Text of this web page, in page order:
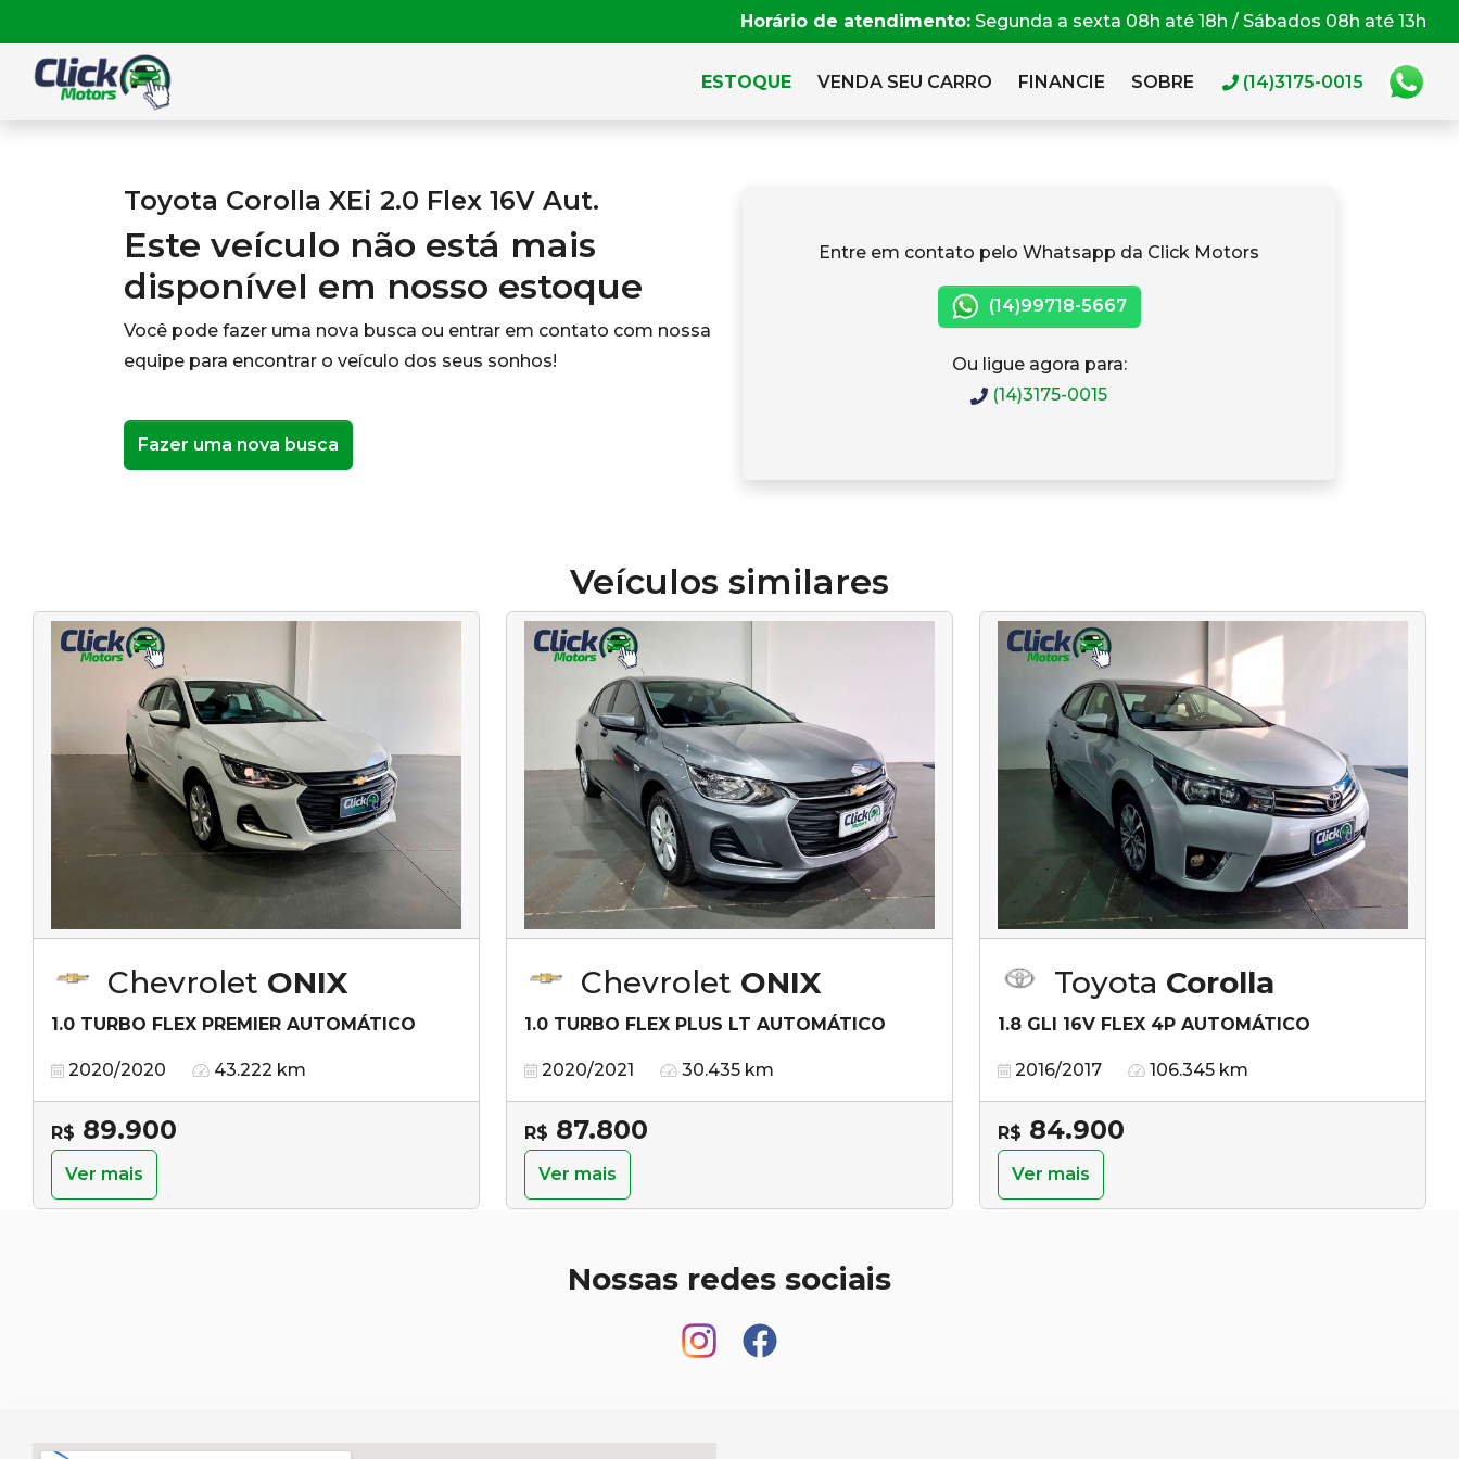
Horário de atendimento: Segunda a sexta 08h até 18h / Sábados 08h até 13h
ESTOQUE VENDA SEU CARRO FINANCIE SOBRE (14)3175-0015
Toyota Corolla XEi 2.0 Flex 16V Aut.
Este veículo não está mais
disponível em nosso estoque
Você pode fazer uma nova busca ou entrar em contato com nossa
equipe para encontrar o veículo dos seus sonhos!
Fazer uma nova busca
Entre em contato pelo Whatsapp da Click Motors
(14)99718-5667
Ou ligue agora para:
(14)3175-0015
Veículos similares
Chevrolet ONIX
1.0 TURBO FLEX PREMIER AUTOMÁTICO
2020/2020 43.222 km
R$ 89.900
Ver mais
Chevrolet ONIX
1.0 TURBO FLEX PLUS LT AUTOMÁTICO
2020/2021 30.435 km
R$ 87.800
Ver mais
Toyota Corolla
1.8 GLI 16V FLEX 4P AUTOMÁTICO
2016/2017 106.345 km
R$ 84.900
Ver mais
Nossas redes sociais